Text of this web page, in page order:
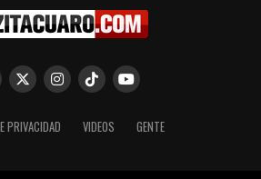
PRIVACIDAD VIDEOS GENTE